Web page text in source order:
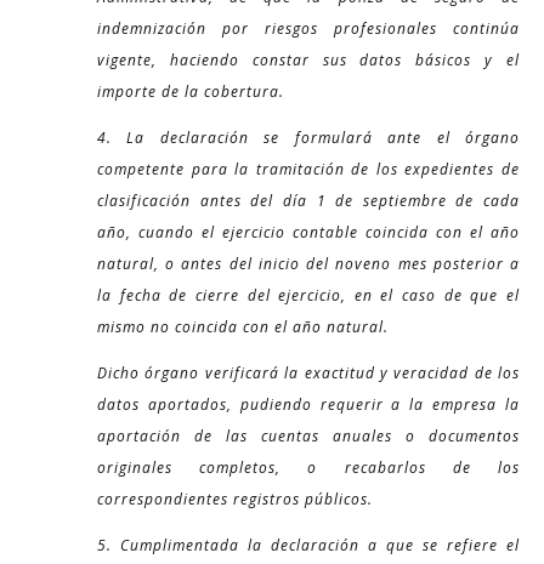
indemnización por riesgos profesionales continúa
vigente, haciendo constar sus datos básicos y el
importe de la cobertura.
4. La declaración se formulará ante el órgano
competente para la tramitación de los expedientes de
clasificación antes del día 1 de septiembre de cada
año, cuando el ejercicio contable coincida con el año
natural, o antes del inicio del noveno mes posterior a
la fecha de cierre del ejercicio, en el caso de que el
mismo no coincida con el año natural.
Dicho órgano verificará la exactitud y veracidad de los
datos aportados, pudiendo requerir a la empresa la
aportación de las cuentas anuales o documentos
originales completos, o recabarlos de los
correspondientes registros públicos.
5. Cumplimentada la declaración a que se refiere el